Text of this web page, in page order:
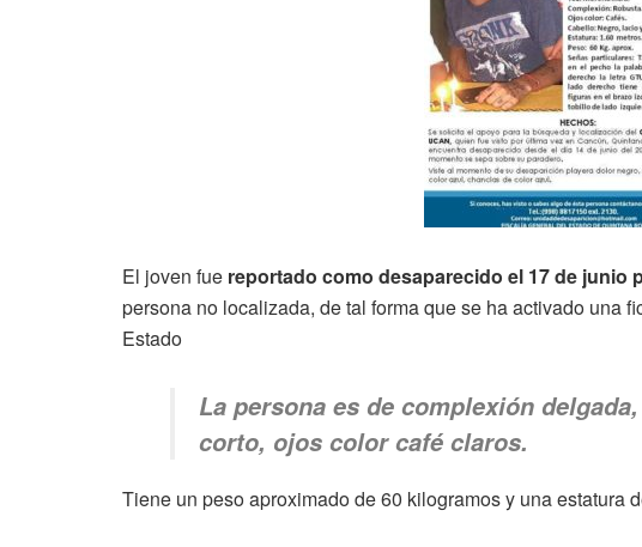
El joven fue reportado como desaparecido el 17 de junio
persona no localizada, de tal forma que se ha activado una
Estado
La persona es de complexión
corto, ojos color café claros.
Tiene un peso aproximado de 60 kilogramos y una estatura